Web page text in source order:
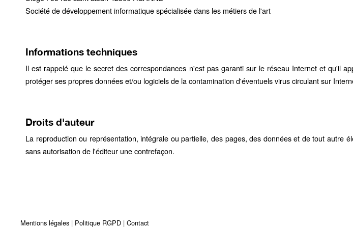
Société de développement informatique spécialisée dans les métiers de l'art
Informations techniques
Il est rappelé que le secret des correspondances n'est pas garanti sur le réseau Internet et qu'il
protéger ses propres données et/ou logiciels de la contamination d'éventuels virus circulant sur
Droits d'auteur
La reproduction ou représentation, intégrale ou partielle, des pages, des données et de tout
sans autorisation de l'éditeur une contrefaçon.
Mentions légales Politique RGPD Contact